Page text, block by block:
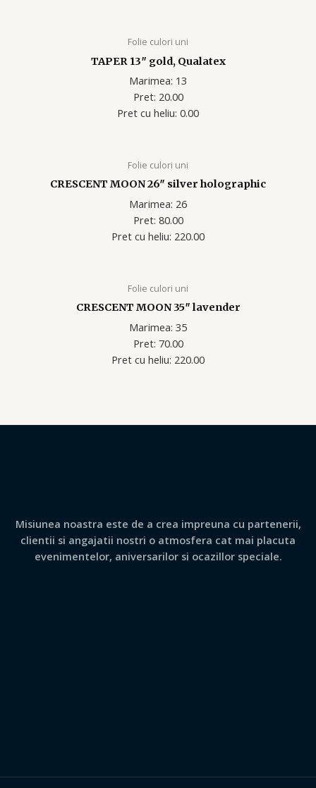
Folie culori uni
TAPER 13″ gold, Qualatex
Marimea: 13
Pret: 20.00
Pret cu heliu: 0.00
Folie culori uni
CRESCENT MOON 26″ silver holographic
Marimea: 26
Pret: 80.00
Pret cu heliu: 220.00
Folie culori uni
CRESCENT MOON 35″ lavender
Marimea: 35
Pret: 70.00
Pret cu heliu: 220.00
Misiunea noastra este de a crea impreuna cu partenerii,
clientii si angajatii nostri o atmosfera cat mai placuta
evenimentelor, aniversarilor si ocazillor speciale.